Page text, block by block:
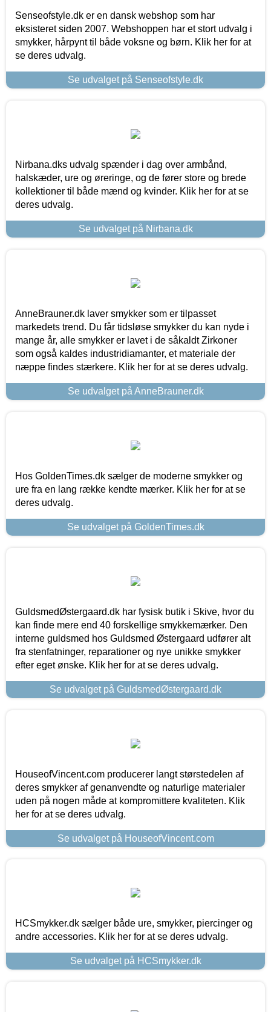
Senseofstyle.dk er en dansk webshop som har
eksisteret siden 2007. Webshoppen har et stort udvalg i
smykker, hårpynt til både voksne og børn. Klik her for at
se deres udvalg.
Se udvalget på Senseofstyle.dk
Nirbana.dks udvalg spænder i dag over armbånd,
halskæder, ure og øreringe, og de fører store og brede
kollektioner til både mænd og kvinder. Klik her for at se
deres udvalg.
Se udvalget på Nirbana.dk
AnneBrauner.dk laver smykker som er tilpasset
markedets trend. Du får tidsløse smykker du kan nyde i
mange år, alle smykker er lavet i de såkaldt Zirkoner
som også kaldes industridiamanter, et materiale der
næppe findes stærkere. Klik her for at se deres udvalg.
Se udvalget på AnneBrauner.dk
Hos GoldenTimes.dk sælger de moderne smykker og
ure fra en lang række kendte mærker. Klik her for at se
deres udvalg.
Se udvalget på GoldenTimes.dk
GuldsmedØstergaard.dk har fysisk butik i Skive, hvor du
kan finde mere end 40 forskellige smykkemærker. Den
interne guldsmed hos Guldsmed Østergaard udfører alt
fra stenfatninger, reparationer og nye unikke smykker
efter eget ønske. Klik her for at se deres udvalg.
Se udvalget på GuldsmedØstergaard.dk
HouseofVincent.com producerer langt størstedelen af
deres smykker af genanvendte og naturlige materialer
uden på nogen måde at kompromittere kvaliteten. Klik
her for at se deres udvalg.
Se udvalget på HouseofVincent.com
HCSmykker.dk sælger både ure, smykker, piercinger og
andre accessories. Klik her for at se deres udvalg.
Se udvalget på HCSmykker.dk